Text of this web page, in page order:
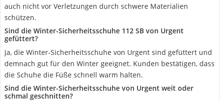
auch nicht vor Verletzungen durch schwere Materialien
schützen.
Sind die Winter-Sicherheitsschuhe 112 SB von Urgent
gefüttert?
Ja, die Winter-Sicherheitsschuhe von Urgent sind gefüttert und
demnach gut für den Winter geeignet. Kunden bestätigen, dass
die Schuhe die Füße schnell warm halten.
Sind die Winter-Sicherheitsschuhe von Urgent weit oder
schmal geschnitten?